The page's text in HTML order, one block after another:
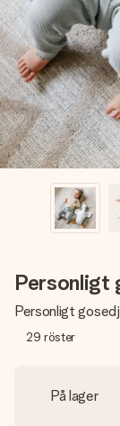
Skapa något
namn, ditt
hennes hjärta.
Personligt
Personligt
29 röster
På lager